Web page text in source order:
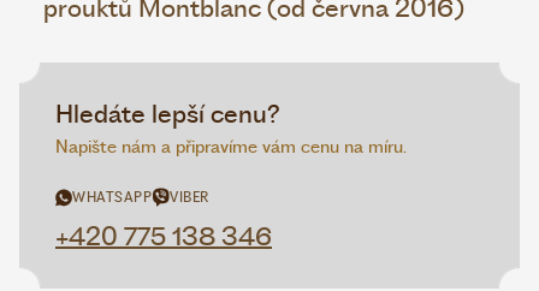
prouktů Montblanc (od června 2016)
Hledáte lepší cenu?
Napište nám a připravíme vám cenu na míru.
WHATSAPP VIBER
+420 775 138 346